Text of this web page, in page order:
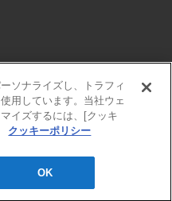
Co., Ltd.
ソナライズし、トラフィ
用しています。当社ウェ
イズするには、[クッキ
クッキーポリシー
OK